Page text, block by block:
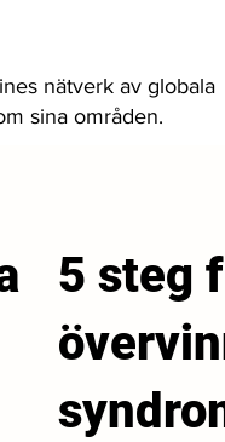
nätverk av globala
sina områden.
5 steg